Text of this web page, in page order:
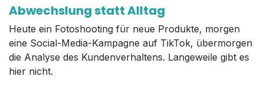
Abwechslung statt Alltag
Heute ein Fotoshooting für neue Produkte, morgen
eine Social-Media-Kampagne auf TikTok, übermorgen
die Analyse des Kundenverhaltens. Langeweile gibt es
hier nicht.